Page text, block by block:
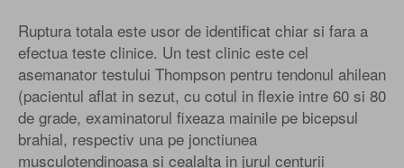
Ruptura totala este usor de identificat chiar si fara a
efectua teste clinice. Un test clinic este cel
asemanator testului Thompson pentru tendonul ahilean
(pacientul aflat in sezut, cu cotul in flexie intre 60 si 80
de grade, examinatorul fixeaza mainile pe bicepsul
brahial, respectiv una pe jonctiunea
musculotendinoasa si cealalta in jurul centurii